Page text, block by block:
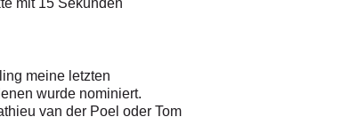
mit 15 Sekunden
meine letzten
wurde nominiert.
van der Poel oder Tom